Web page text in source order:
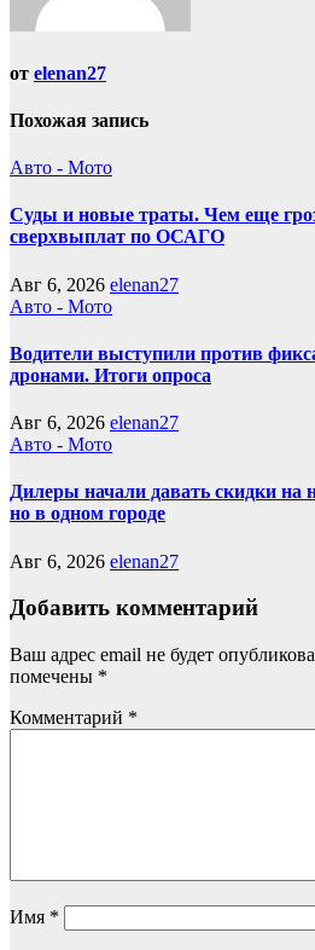
от elenan27
Похожая запись
Авто - Мото
Суды и новые траты. Чем еще
сверхвыплат по ОСАГО
Авг 6, 2026 elenan27
Авто - Мото
Водители выступили против
дронами. Итоги опроса
Авг 6, 2026 elenan27
Авто - Мото
Дилеры начали давать скидки на
но в одном городе
Авг 6, 2026 elenan27
Добавить комментарий
Ваш адрес email не будет
помечены *
Комментарий *
Имя *